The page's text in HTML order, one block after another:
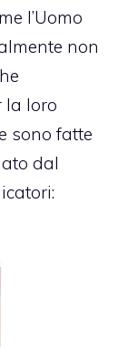
l’Uomo
non
la loro
sono fatte
dal